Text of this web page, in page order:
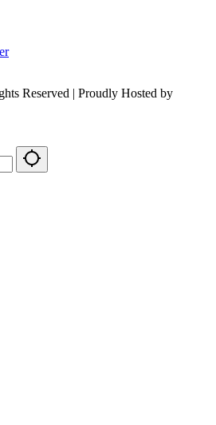
Reserved | Proudly Hosted by